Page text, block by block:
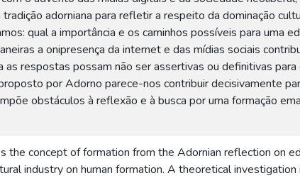
adorniana para refletir a respeito da dominação
qual a importância e os caminhos possíveis para uma
a onipresença da internet e das mídias sociais
as respostas possam não ser assertivas ou definitivas
por Adorno parece-nos contribuir decisivamente
obstáculos à reflexão e à busca por uma formação
the concept of formation from the Adornian reflection on
industry on human formation. A theoretical